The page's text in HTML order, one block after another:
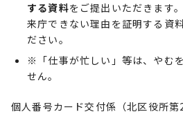
する資料をご提出いただきます
来庁できない理由を証明する資
ださい。
※「仕事が忙しい」等は、やむ
せん。
個人番号カード交付係（北区役所